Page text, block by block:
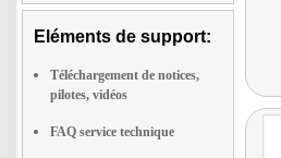
Eléments de support:
Téléchargement de notices,
pilotes, vidéos
FAQ service technique